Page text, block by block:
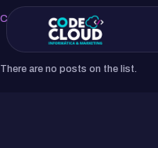
Categories Tags
There are no posts on the list.